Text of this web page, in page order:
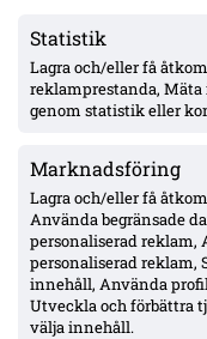
Statistik
Lagra och/eller få
reklamprestanda,
genom statistik eller
Marknadsföring
Lagra och/eller få
Använda begränsade
personaliserad reklam,
personaliserad reklam,
innehåll, Använda
Utveckla och förbättra
välja innehåll.